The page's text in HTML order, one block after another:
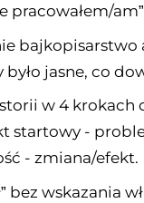
pracowałem/
jasne, co
w 4 krokach
startowy -
- zmiana/efekt.
bez wskazania